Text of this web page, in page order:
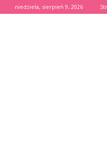
niedziela, sierpień 9, 2026